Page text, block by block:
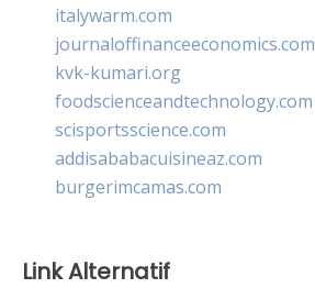
italywarm.com
journaloffinanceeconomics.com
kvk-kumari.org
foodscienceandtechnology.com
scisportsscience.com
addisababacuisineaz.com
burgerimcamas.com
Link Alternatif